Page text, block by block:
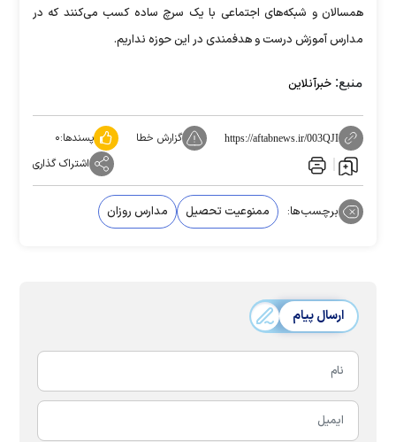
همسالان و شبکه‌های اجتماعی با یک سرچ ساده کسب می‌کنند که در
مدارس آموزش درست و هدفمندی در این حوزه نداریم.
منبع: خبرآنلاین
https://aftabnews.ir/003QJI گزارش خطا پسندها:۰
اشتراک گذاری
برچسب‌ها: ممنوعیت تحصیل مدارس روزان
ارسال پیام